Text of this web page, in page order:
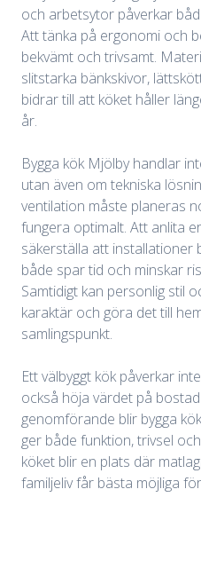
och arbetsytor påverkar
Att tänka på ergonomi och
bekvämt och trivsamt.
slitstarka bänkskivor,
bidrar till att köket håller
år.
Bygga kök Mjölby handlar
utan även om tekniska
ventilation måste planeras
fungera optimalt. Att anlita
säkerställa att installationer
både spar tid och minskar
Samtidigt kan personlig stil
karaktär och göra det till
samlingspunkt.
Ett välbyggt kök påverkar
också höja värdet på
genomförande blir bygga
ger både funktion, trivsel
köket blir en plats där
familjeliv får bästa möjliga